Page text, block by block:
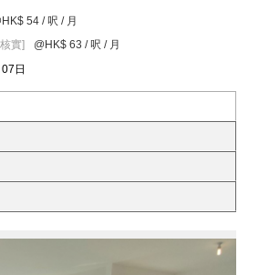
54 / 呎 / 月
實] @HK$ 63 / 呎 / 月
日